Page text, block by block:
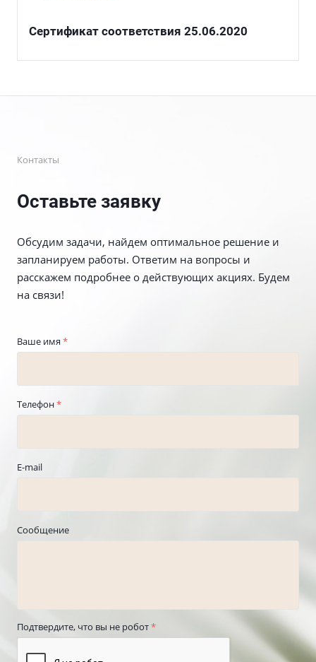
Сертификат соответствия 25.06.2020
Контакты
Оставьте заявку
Обсудим задачи, найдем оптимальное решение и
запланируем работы. Ответим на вопросы и
расскажем подробнее о действующих акциях. Будем
на связи!
Ваше имя *
Телефон*
E-mail
Сообщение
Подтвердите, что вы не робот*